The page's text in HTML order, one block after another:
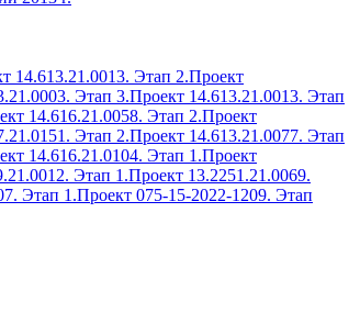
14.613.21.0013. Этап 2.Проект
Этап 3.Проект 14.613.21.0013. Этап
14.616.21.0058. Этап 2.Проект
Этап 2.Проект 14.613.21.0077. Этап
14.616.21.0104. Этап 1.Проект
Этап 1.Проект 13.2251.21.0069.
Этап 1.Проект 075-15-2022-1209. Этап